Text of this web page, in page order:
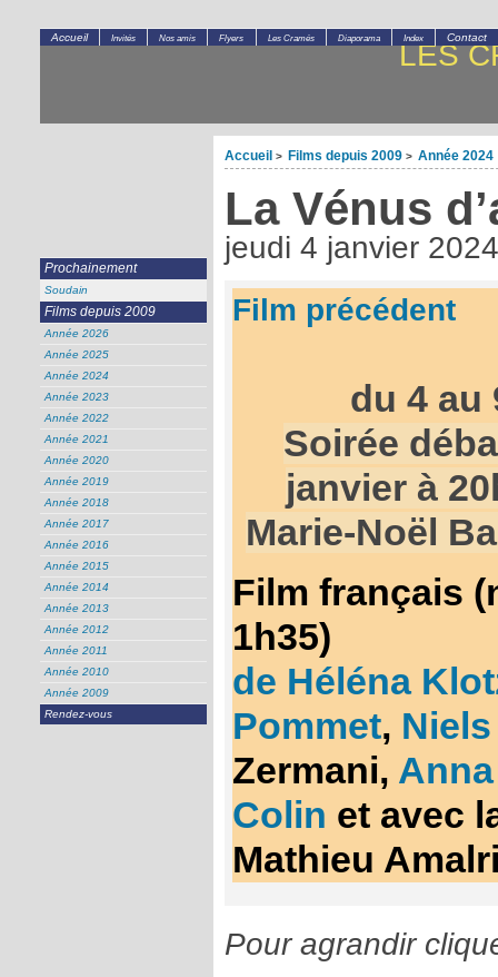
LES
Accueil > Films depuis 2009 > Année 2024
La Vénus
jeudi 4 janvier 2024
Film précédent
du 4 au
Soirée
janvier à
Marie-Noël
Film français
1h35)
de Héléna
Pommet,
Zermani,
Colin et avec
Mathieu
Pour agrandir
Accueil Invités Nos amis Flyers Les Cramés Diaporama Index Contact
Prochainement
Soudain
Films depuis 2009
Année 2026
Année 2025
Année 2024
Année 2023
Année 2022
Année 2021
Année 2020
Année 2019
Année 2018
Année 2017
Année 2016
Année 2015
Année 2014
Année 2013
Année 2012
Année 2011
Année 2010
Année 2009
Rendez-vous